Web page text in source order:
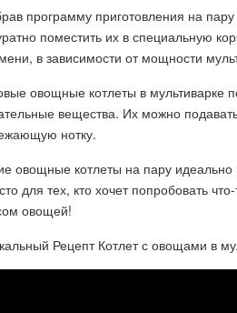
программу приготовления на
поместить их в специальную
в зависимости от мощности
овощные котлеты в
вещества. Их можно
нотку.
овощные котлеты на пару
для тех, кто хочет попробовать
овощей!
Рецепт Котлет с овощами в